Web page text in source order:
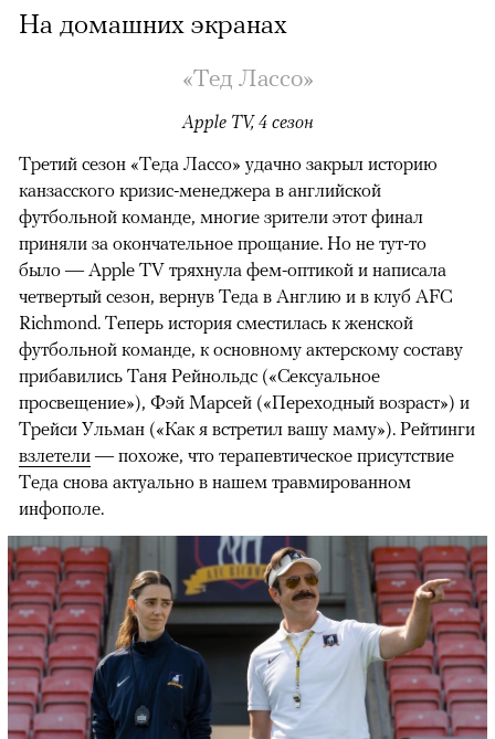
На домашних экранах
«Тед Лассо»
Apple TV, 4 сезон
00:00 / 00:00
Третий сезон «Теда Лассо» удачно закрыл историю
канзасского кризис-менеджера в английской
футбольной команде, многие зрители этот финал
приняли за окончательное прощание. Но не тут-то
было — Apple TV тряхнула фем-оптикой и написала
четвертый сезон, вернув Теда в Англию и в клуб AFC
Richmond. Теперь история сместилась к женской
футбольной команде, к основному актерскому составу
прибавились Таня Рейнольдс («Сексуальное
просвещение»), Фэй Марсей («Переходный возраст») и
Трейси Ульман («Как я встретил вашу маму»). Рейтинги
взлетели — похоже, что терапевтическое присутствие
Теда снова актуально в нашем травмированном
инфополе.